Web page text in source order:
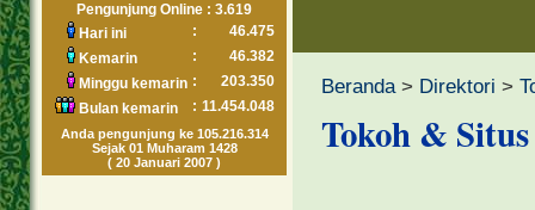
Pengunjung Online : 3.619
Hari ini
:
46.475
Kemarin
:
46.382
Minggu kemarin :
203.350
Bulan kemarin
: 11.454.048
Anda pengunjung ke 105.216.314
Sejak 01 Muharam 1428
( 20 Januari 2007 )
Beranda> Direktori >
Tokoh &